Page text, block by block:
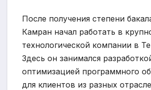
После получения степени
Камран начал работать в
технологической компании в
Здесь он занимался
оптимизацией программного
для клиентов из разных